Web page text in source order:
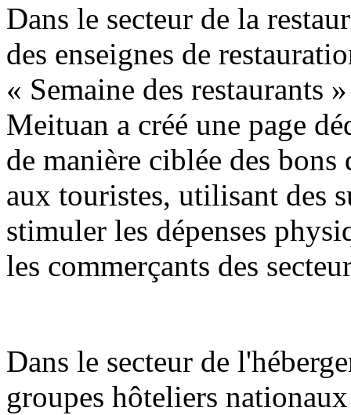
Dans le secteur de la
des enseignes de
« Semaine des restaurants
Meituan a créé une page
de manière ciblée des
aux touristes, utilisant des
stimuler les dépenses
les commerçants des
Dans le secteur de
groupes hôteliers